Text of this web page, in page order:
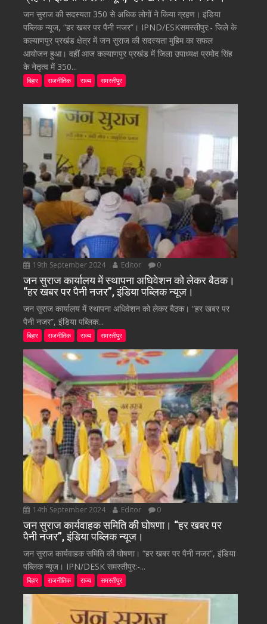
जन सुराज की सदस्यता 350 से अधिक लोगों ने किया ग्रहण। इंडिया
पब्लिक न्यूज, “हर खबर पर पैनी नजर”। IPND/ESKसमस्तीपुर:- जिले के
कल्याणपुर प्रखंड क्षेत्र में जन सुराज की सदस्यता मुहिम का सफल
आयोजन हुआ। वहीं आज कल्याणपुर प्रखंड में जिला उपाध्यक्ष प्रमोद सिंह
के नेतृत्व में 350...
बिहार राजनीतिक राज्य समस्तीपुर
19th September 2024 Editor 0
जन सुराज कार्यालय में स्थापना अधिवेशन को लेकर बैठक।
“हर खबर पर पैनी नजर”, इंडिया पब्लिक न्यूज।
जन सुराज कार्यालय में स्थापना अधिवेशन को लेकर बैठक। “हर खबर पर
पैनी नजर”, इंडिया पब्लिक...
बिहार राजनीतिक राज्य समस्तीपुर
14th September 2024 Editor 0
जन सुराज कार्यवाहक समिति की घोषणा। “हर खबर पर
पैनी नजर”, इंडिया पब्लिक न्यूज।
जन सुराज कार्यवाहक समिति की घोषणा। “हर खबर पर पैनी नजर”, इंडिया
पब्लिक न्यूज। IPN/DESK समस्तीपुर:-...
बिहार राजनीतिक राज्य समस्तीपुर